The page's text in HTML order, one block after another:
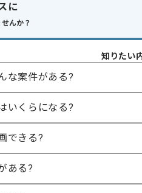
るスキル
を使用した単体テストの経験
載ECUの開発経験
条件
有
基準時間
に
んか？
知りたい
な案件がある?
いくらになる?
できる?
ある?